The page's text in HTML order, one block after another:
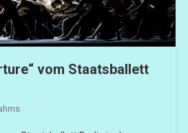
vom Staatsballett